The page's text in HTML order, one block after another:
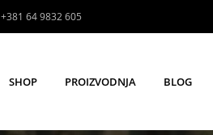
+381 64 9832 605
SHOP PROIZVODNJA BLOG